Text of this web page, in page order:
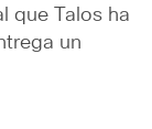
que Talos ha
un